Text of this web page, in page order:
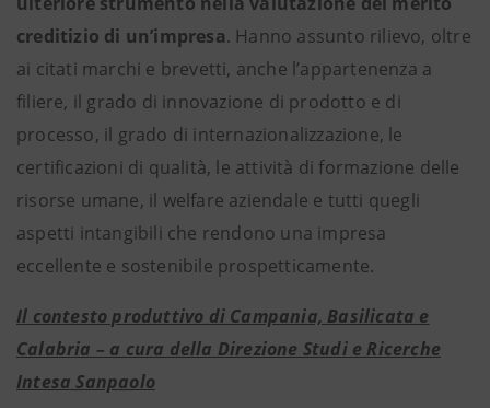
creditizio di un’impresa. Hanno assunto rilievo, oltre
ai citati marchi e brevetti, anche l’appartenenza a
filiere, il grado di innovazione di prodotto e di
processo, il grado di internazionalizzazione, le
certificazioni di qualità, le attività di formazione delle
risorse umane, il welfare aziendale e tutti quegli
aspetti intangibili che rendono una impresa
eccellente e sostenibile prospetticamente.
Il contesto produttivo di Campania, Basilicata e
Calabria – a cura della Direzione Studi e Ricerche
Intesa Sanpaolo